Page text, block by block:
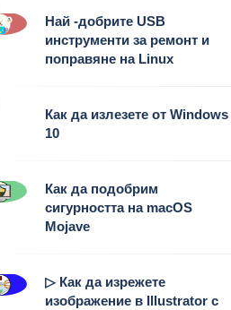
Най -добрите USB
инструменти за ремонт и
поправяне на Linux
Как да излезете от Windows
10
Как да подобрим
сигурността на macOS
Mojave
▷ Как да изрежете
изображение в Illustrator с